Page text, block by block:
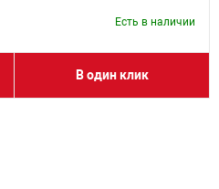
Есть в наличии
В один клик